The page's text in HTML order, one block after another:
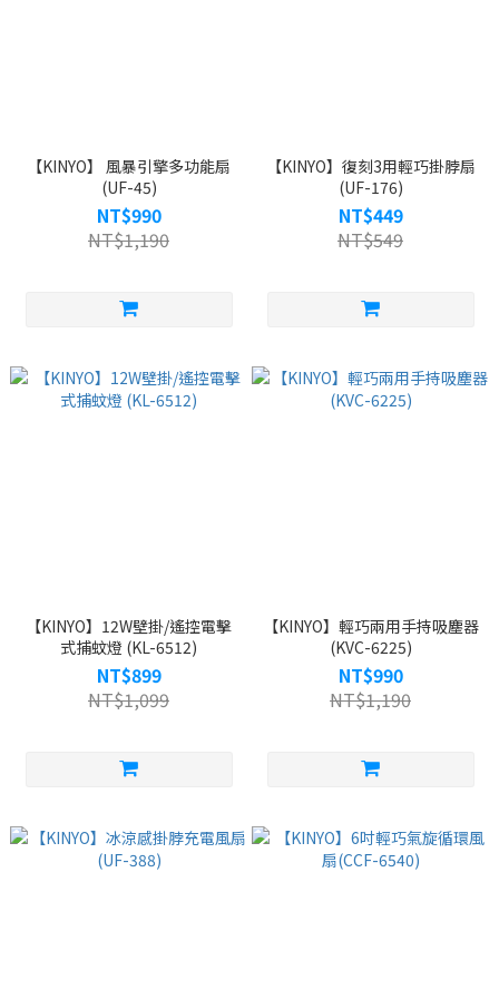
【KINYO】 風暴引擎多功能扇
(UF-45)
NT$990
NT$1,190
【KINYO】復刻3用輕巧掛脖扇
(UF-176)
NT$449
NT$549
【KINYO】12W壁掛/遙控電擊
式捕蚊燈 (KL-6512)
NT$899
NT$1,099
【KINYO】輕巧兩用手持吸塵器
(KVC-6225)
NT$990
NT$1,190